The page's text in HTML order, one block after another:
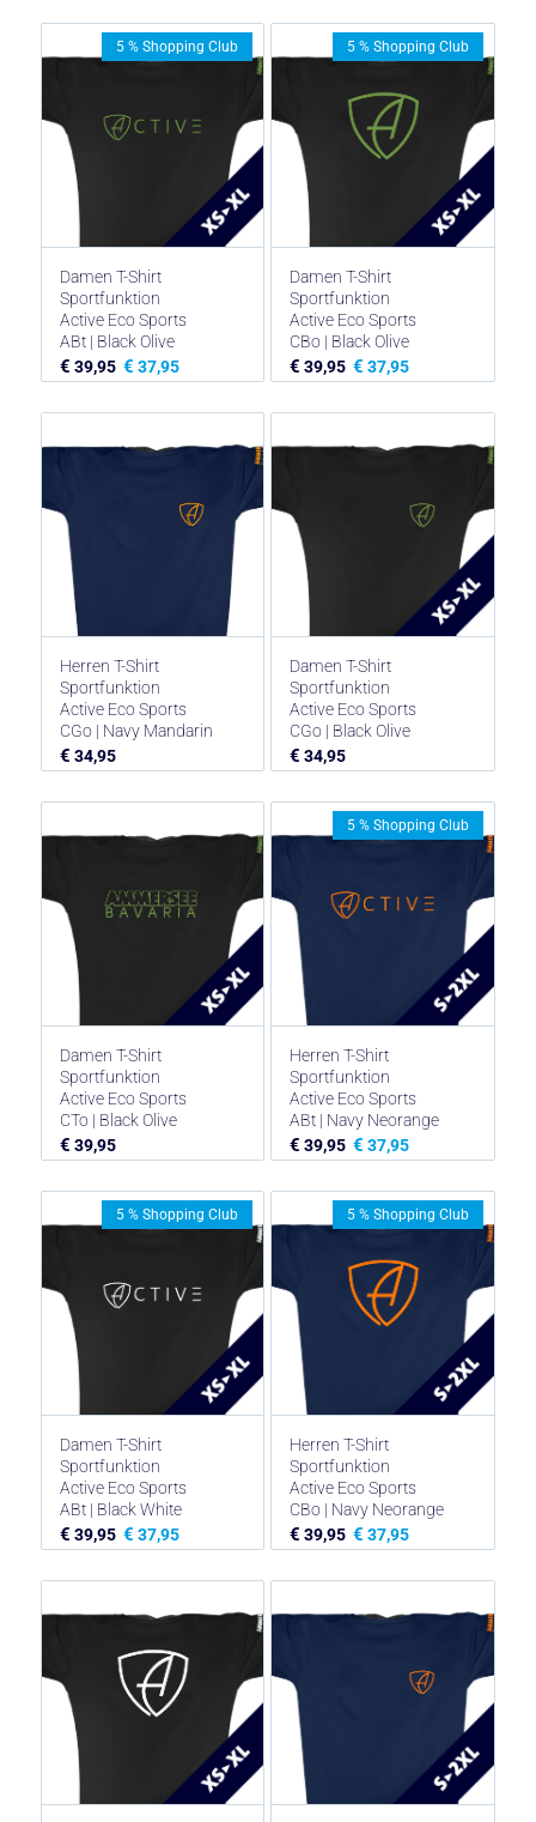
Damen T-Shirt
Sportfunktion
Active Eco Sports
ABt | Black Olive
€ 39,95 € 37,95
5 % Shopping Club
Damen T-Shirt
Sportfunktion
Active Eco Sports
CBo | Black Olive
€ 39,95 € 37,95
5 % Shopping Club
Herren T-Shirt
Sportfunktion
Active Eco Sports
CGo | Navy Mandarin
€ 34,95
Damen T-Shirt
Sportfunktion
Active Eco Sports
CGo | Black Olive
€ 34,95
Damen T-Shirt
Sportfunktion
Active Eco Sports
CTo | Black Olive
€ 39,95
Herren T-Shirt
Sportfunktion
Active Eco Sports
ABt | Navy Neorange
€ 39,95 € 37,95
5 % Shopping Club
Damen T-Shirt
Sportfunktion
Active Eco Sports
ABt | Black White
€ 39,95 € 37,95
5 % Shopping Club
Herren T-Shirt
Sportfunktion
Active Eco Sports
CBo | Navy Neorange
€ 39,95 € 37,95
5 % Shopping Club